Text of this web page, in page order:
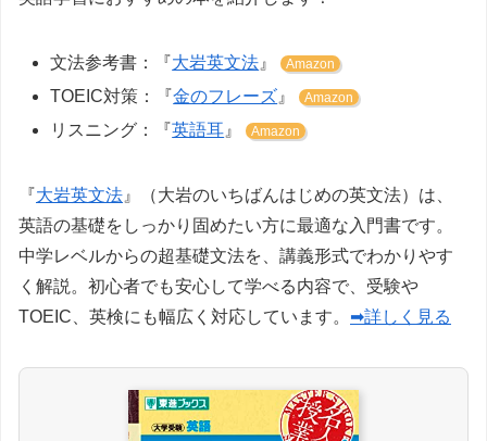
文法参考書：『大岩英文法 』 Amazon
TOEIC対策：『金のフレーズ 』 Amazon
リスニング：『英語耳』 Amazon
『大岩英文法』（大岩のいちばんはじめの英文法）は、
英語の基礎をしっかり固めたい方に最適な入門書です。
中学レベルからの超基礎文法を、講義形式でわかりやす
く解説。初心者でも安心して学べる内容で、受験や
TOEIC、英検にも幅広く対応しています。 ➡詳しく見る